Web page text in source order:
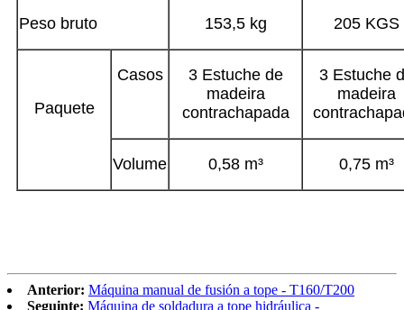
Peso bruto 153,5 kg 205 KGS
Paquete
Casos
3 Estuche de
madeira
contrachapada
3 Estuche
madeira
Volume 0,58 m³ 0,75 m³
Anterior: Máquina manual de fusión a tope - T160/T200
Seguinte: Máquina de soldadura a tope hidráulica -